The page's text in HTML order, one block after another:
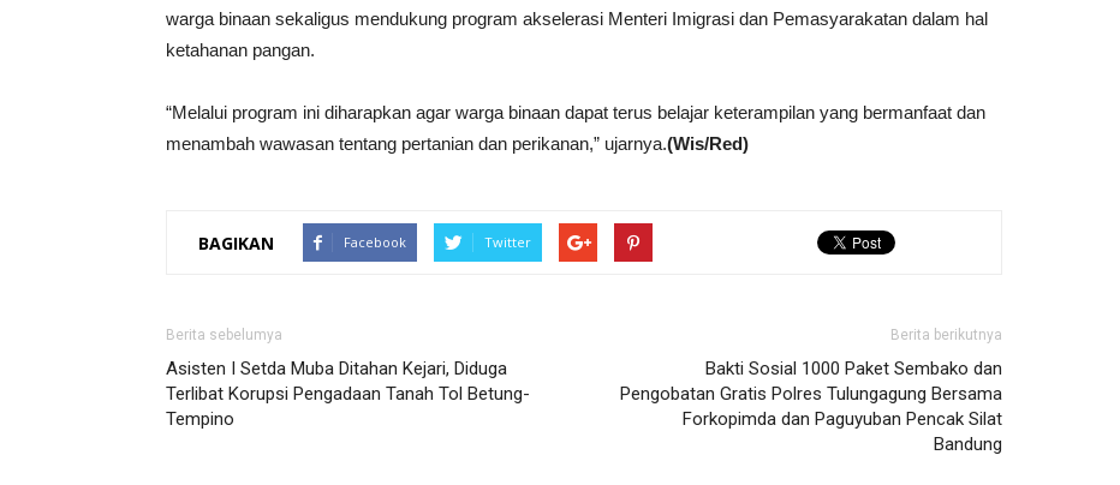
warga binaan sekaligus mendukung program akselerasi Menteri Imigrasi dan Pemasyarakatan dalam hal
ketahanan pangan.
“Melalui program ini diharapkan agar warga binaan dapat terus belajar keterampilan yang bermanfaat dan
menambah wawasan tentang pertanian dan perikanan,” ujarnya.(Wis/Red)
BAGIKAN Facebook Twitter
Berita sebelumya
Asisten I Setda Muba Ditahan Kejari, Diduga
Terlibat Korupsi Pengadaan Tanah Tol Betung-
Tempino
Berita berikutnya
Bakti Sosial 1000 Paket Sembako dan
Pengobatan Gratis Polres Tulungagung Bersama
Forkopimda dan Paguyuban Pencak Silat
Bandung